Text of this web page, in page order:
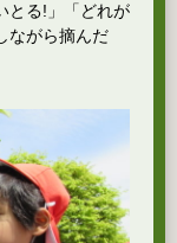
とる!」「どれが
ながら摘んだ